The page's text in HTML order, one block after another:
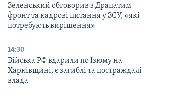
Зеленський обговорив з Драпатим
фронт та кадрові питання у ЗСУ, «які
потребують вирішення»
14:30
Війська РФ вдарили по Ізюму на
Харківщині, є загиблі та постраждалі –
влада